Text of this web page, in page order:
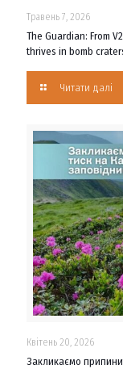
Травень 7, 2026
The Guardian: From
thrives in bomb
Читати далі
Квітень 20, 2026
Закликаємо